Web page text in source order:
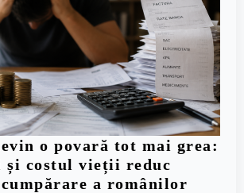
o povară tot mai grea:
și costul vieții reduc
a românilor